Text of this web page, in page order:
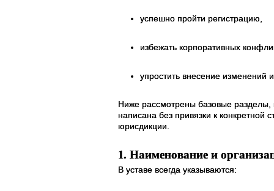
успешно пройти регистрацию,
избежать корпоративных
упростить внесение изменений
Ниже рассмотрены базовые разделы,
написана без привязки к конкретной
юрисдикции.
1. Наименование и
В уставе всегда указываются: